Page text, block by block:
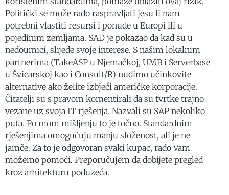
Politički se može rado raspravljati jesu li nam
potrebni vlastiti resursi i ponude u Europi ili u
pojedinim zemljama. SAD je pokazao da kad su u
nedoumici, slijede svoje interese. S našim lokalnim
partnerima (TakeASP u Njemačkoj, UMB i Serverbase
u Švicarskoj kao i Consult/R) nudimo učinkovite
alternative ako želite izbjeći američke korporacije.
Čitatelji su s pravom komentirali da su tvrtke trajno
vezane uz svoja IT rješenja. Nazvali su SAP nekoliko
puta. Po mom mišljenju to je točno. Standardnim
rješenjima omogućuju manju složenost, ali je ne
jamče. Za to je odgovoran svaki kupac, rado Vam
možemo pomoći. Preporučujem da dobijete pregled
kroz arhitekturu poduzeća.